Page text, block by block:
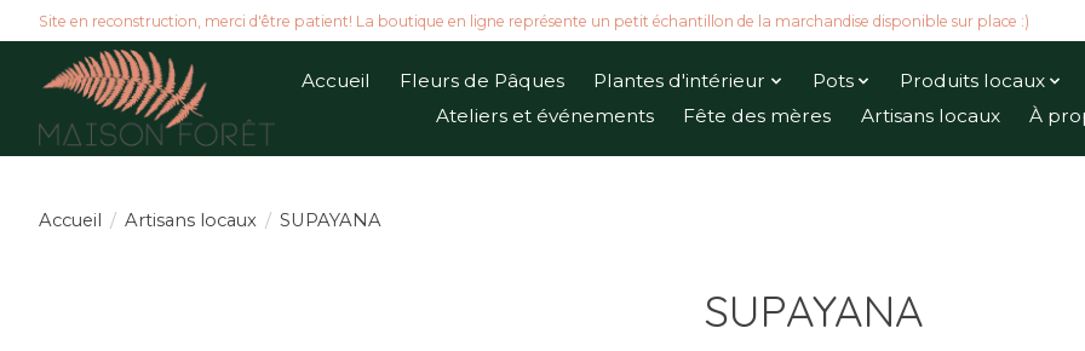
Site en reconstruction, merci d'être patient! La boutique en ligne représente un petit échantillon de la marchandise disponible sur place :)
Accueil Fleurs de Pâques Plantes d'intérieur Pots Produits locaux
Ateliers et événements
Fête des mères Artisans locaux À
Accueil / Artisans locaux / SUPAYANA
SUPAYANA